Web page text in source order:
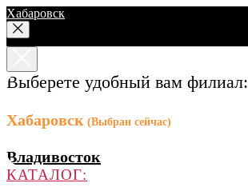
Хабаровск
Выберете удобный вам филиал:
Хабаровск (Выбран сейчас)
Владивосток
КАТАЛОГ: